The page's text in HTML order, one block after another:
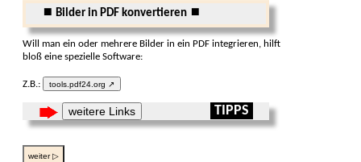
⏹ Bilder in PDF konvertieren ⏹
Will man ein oder mehrere Bilder in ein PDF inte­grieren, hilft
bloß eine spe­zielle Soft­ware:
Z.B.: tools.pdf24.org ↗
weitere Links TIPPS
weiter ▷